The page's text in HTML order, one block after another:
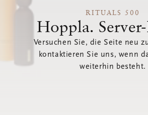
RITUALS 500
Hoppla.
Versuchen Sie, die Seite neu
kontaktieren Sie uns, wenn
weiterhin besteht.